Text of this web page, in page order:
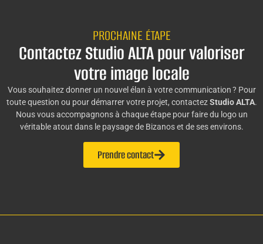
PROCHAINE ÉTAPE
Contactez Studio ALTA pour valoriser
votre image locale
Vous souhaitez donner un nouvel élan à votre communication ? Pour
toute question ou pour démarrer votre projet, contactezStudio ALTA.
Nous vous accompagnons à chaque étape pour faire du logo un
véritable atout dans le paysage de Bizanos et de ses environs.
Prendre contact